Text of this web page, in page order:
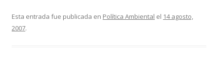
e itt m
Esta entrada fue publicada en Política Ambiental el 14 agosto,
2007.